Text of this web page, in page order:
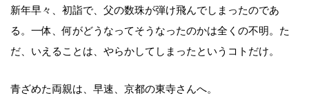
新年早々、初詣で、父の数珠が弾け飛んでしまったのであ
る。一体、何がどうなってそうなったのかは全くの不明。た
だ、いえることは、やらかしてしまったというコトだけ。
青ざめた両親は、早速、京都の東寺さんへ。